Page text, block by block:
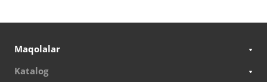
Maqolalar
Katalog